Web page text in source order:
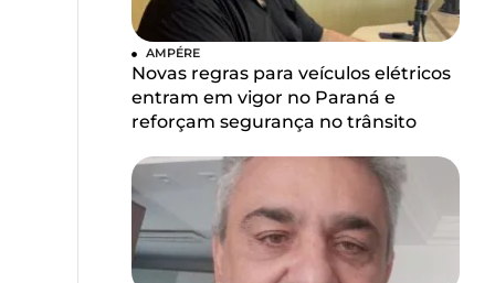
AMPÉRE
Novas regras para veículos elétricos
entram em vigor no Paraná e
reforçam segurança no trânsito